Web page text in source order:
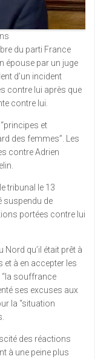
du parti France
épouse par un juge
d’un incident
contre lui après que
contre lui.
et
des femmes”. Les
contre Adrien
tribunal le 13
suspendu de
portées contre lui
qu’il était prêt à
et à en accepter les
“la souffrance
ses excuses aux
la “situation
des réactions
à une peine plus